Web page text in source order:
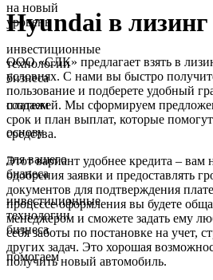
на новый
уровень
инвестиционные
технологии
бизнеса
создаем
основу
для вашего
бизнеса
инвестиционные
технологии
бизнеса
помогаем
Hyundai в лизинг
ООО «СЛК» предлагает взять в
условиях. С нами вы быстро
пользование и подберете удобный
платежей. Мы сформируем
срок и план выплат, которые
средства.
Этот вариант удобнее кредита –
одобрения заявки и предоставлять
документов для подтверждения
процессе оформления вы будете
менеджером и сможете задать ему
себя заботы по постановке на учет,
других задач. Это хорошая
получить новый автомобиль.